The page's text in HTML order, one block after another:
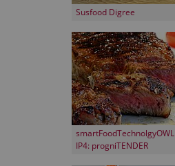
Susfood Digree
smartFoodTechnolgyOWL
IP4: progniTENDER